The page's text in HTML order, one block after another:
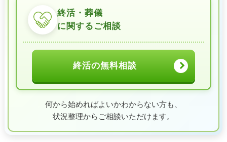
終活・葬儀
に関するご相談
終活の無料相談
何から始めればよいかわからない方も、
状況整理からご相談いただけます。